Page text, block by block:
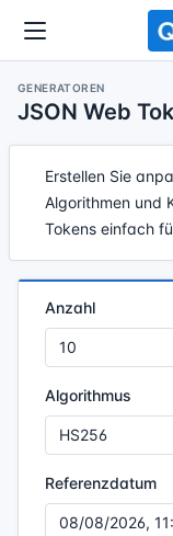
GENERATOREN
JSON Web
Erstellen Sie
Algorithmen und
Tokens einfach
Anzahl
Algorithmus
Referenzdatum